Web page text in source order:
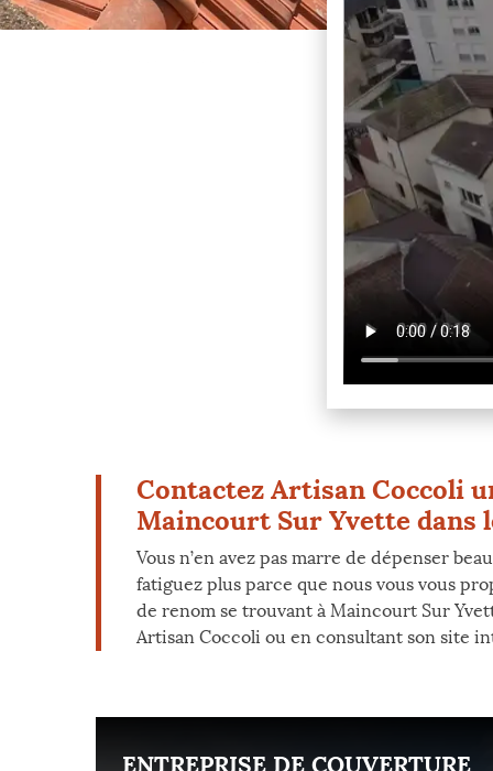
Contactez Artisan Coccoli
Maincourt Sur Yvette dans
Vous n’en avez pas marre de dépenser
fatiguez plus parce que nous vous vous
de renom se trouvant à Maincourt Sur
Artisan Coccoli ou en consultant son site
ENTREPRISE DE COUVERTURE